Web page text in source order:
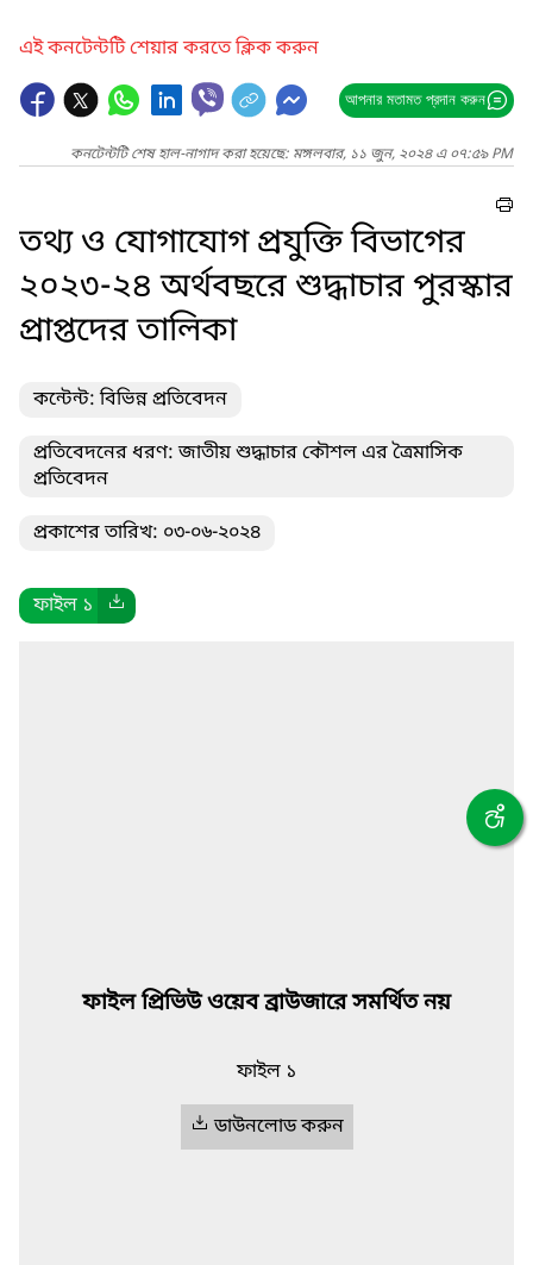
এই কনটেন্টটি শেয়ার করতে ক্লিক করুন
আপনার মতামত প্রদান করুন
কনটেন্টটি শেষ হাল-নাগাদ করা হয়েছে: মঙ্গলবার, ১১ জুন, ২০২৪ এ ০৭:৫৯ PM
তথ্য ও যোগাযোগ প্রযুক্তি বিভাগের
২০২৩-২৪ অর্থবছরে শুদ্ধাচার পুরস্কার
প্রাপ্তদের তালিকা
কন্টেন্ট: বিভিন্ন প্রতিবেদন
প্রতিবেদনের ধরণ: জাতীয় শুদ্ধাচার কৌশল এর ত্রৈমাসিক
প্রতিবেদন
প্রকাশের তারিখ: ০৩-০৬-২০২৪
ফাইল ১
ফাইল প্রিভিউ ওয়েব ব্রাউজারে সমর্থিত নয়
ফাইল ১
ডাউনলোড করুন